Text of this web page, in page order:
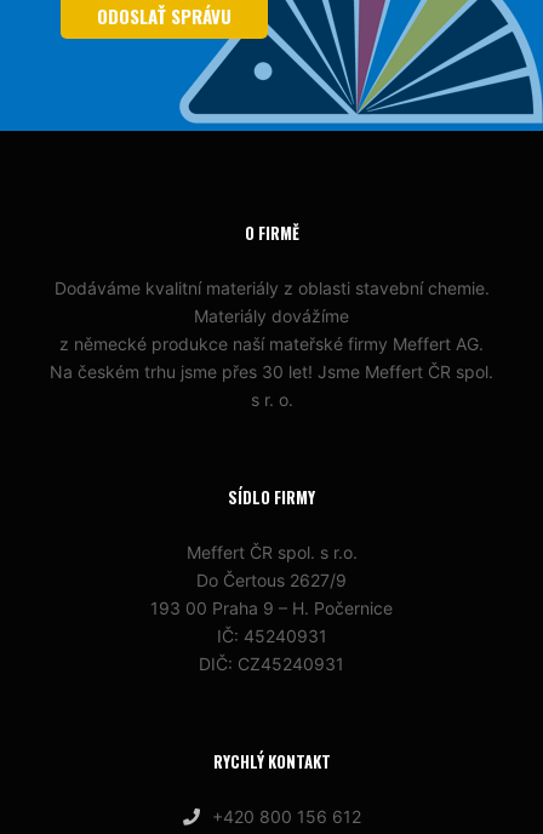
ODOSLAŤ SPRÁVU
O FIRMĚ
Dodáváme kvalitní materiály z oblasti stavební chemie.
Materiály dovážíme
z německé produkce naší mateřské firmy Meffert AG.
Na českém trhu jsme přes 30 let! Jsme Meffert ČR spol.
s r. o.
SÍDLO FIRMY
Meffert ČR spol. s r.o.
Do Čertous 2627/9
193 00 Praha 9 – H. Počernice
IČ: 45240931
DIČ: CZ45240931
RYCHLÝ KONTAKT
+420 800 156 612